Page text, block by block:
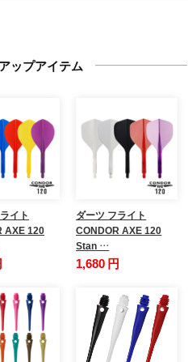
ップアイテム
イト
AXE 120
ダーツ フライト
CONDOR AXE 120
Stan …
1,680 円